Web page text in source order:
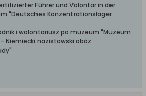
Führer und Volontär in der
"Deutsches Konzentrationslager
i wolontariusz po muzeum "Muzeum
Niemiecki nazistowski obóz